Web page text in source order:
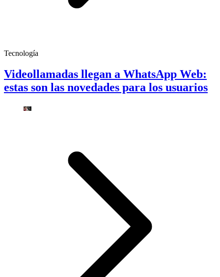
Tecnología
Videollamadas llegan a WhatsApp Web:
estas son las novedades para los usuarios